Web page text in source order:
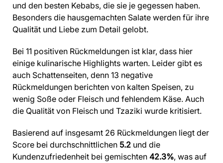
und den besten Kebabs, die sie je gegessen haben.
Besonders die hausgemachten Salate werden für ihre
Qualität und Liebe zum Detail gelobt.
Bei 11 positiven Rückmeldungen ist klar, dass hier
einige kulinarische Highlights warten. Leider gibt es
auch Schattenseiten, denn 13 negative
Rückmeldungen berichten von kalten Speisen, zu
wenig Soße oder Fleisch und fehlendem Käse. Auch
die Qualität von Fleisch und Tzaziki wurde kritisiert.
Basierend auf insgesamt 26 Rückmeldungen liegt der
Score bei durchschnittlichen 5.2 und die
Kundenzufriedenheit bei gemischten 42.3%, was auf